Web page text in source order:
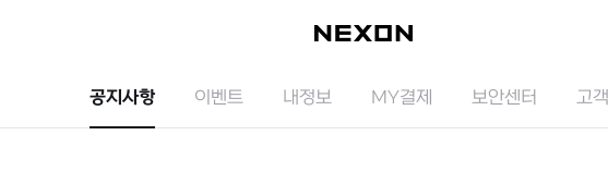
공지사항 이벤트 내정보 MY결제 보안센터 고